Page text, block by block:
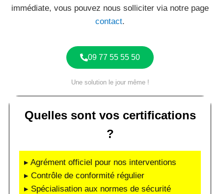
immédiate, vous pouvez nous solliciter via notre page
contact.
09 77 55 55 50
Une solution le jour même !
Quelles sont vos certifications
?
▸ Agrément officiel pour nos interventions
▸ Contrôle de conformité régulier
▸ Spécialisation aux normes de sécurité